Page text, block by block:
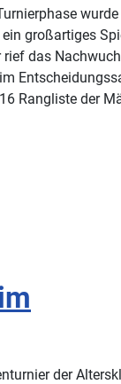
großartiges
das
Rangliste der
der